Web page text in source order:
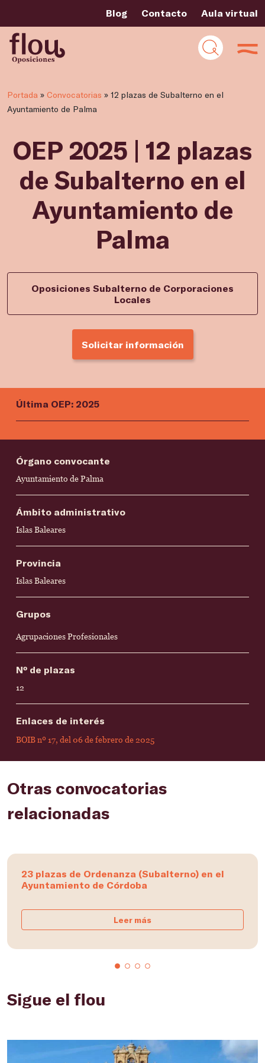
Blog Contacto Aula virtual
Portada » Convocatorias » 12 plazas de Subalterno en el
Ayuntamiento de Palma
OEP 2025 | 12 plazas
de Subalterno en el
Ayuntamiento de
Palma
Oposiciones Subalterno de Corporaciones
Locales
Solicitar información
Última OEP: 2025
Órgano convocante
Ayuntamiento de Palma
Ámbito administrativo
Islas Baleares
Provincia
Islas Baleares
Grupos
Agrupaciones Profesionales
Nº de plazas
12
Enlaces de interés
BOIB nº 17, del 06 de febrero de 2025
Otras convocatorias
relacionadas
23 plazas de Ordenanza (Subalterno) en el
Ayuntamiento de Córdoba
Leer más
Sigue el flou